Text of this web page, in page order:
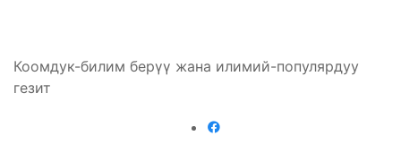
Коомдук-билим берүү жана илимий-популярдуу
гезит